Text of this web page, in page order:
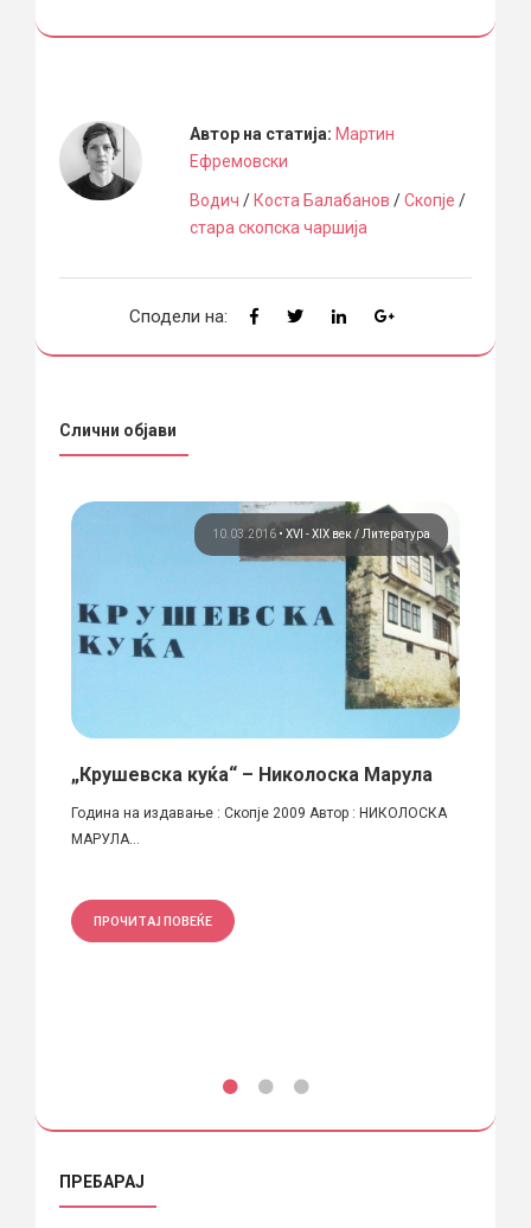
Автор на статија: Мартин
Ефремовски
Водич / Коста Балабанов /Скопје /
стара скопска чаршија
Сподели на:
Слични објави
10.03.2016 • XVI - XIX век Литература
„Крушевска куќа“ – Николоска Марула
Година на издавање : Скопје 2009 Автор : НИКОЛОСКА
МАРУЛА...
ПРОЧИТАЈ ПОВЕЌЕ
ПРЕБАРАЈ